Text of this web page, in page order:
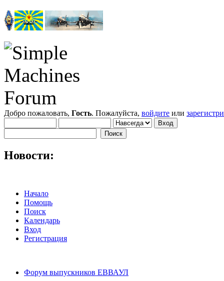
Добро пожаловать, Гость. Пожалуйста, войдите или
Новости:
Начало
Помощь
Поиск
Календарь
Вход
Регистрация
Форум выпускников ЕВВАУЛ